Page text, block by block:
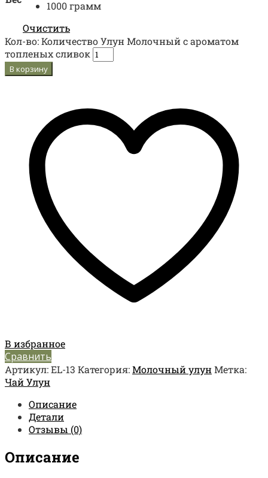
1000 грамм
Очистить
Кол-во:Количество Улун Молочный с ароматом
топленых сливок
В корзину
В избранное
Сравнить
Артикул:EL-13 Категория:Молочный улун Метка:
Чай Улун
Описание
Детали
Отзывы (0)
Описание